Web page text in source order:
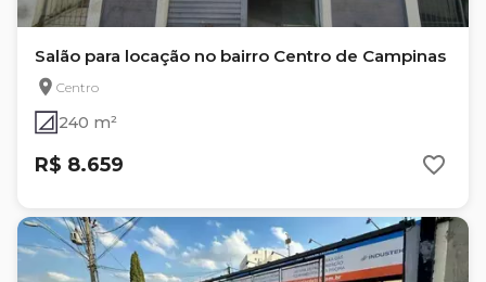
Salão para locação no bairro Centro de Campinas
Centro
240 m²
R$ 8.659